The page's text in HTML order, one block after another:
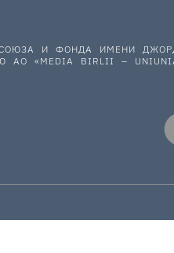
СОЮЗА И ФОНДА ИМЕНИ
«MEDIA BIRLII –